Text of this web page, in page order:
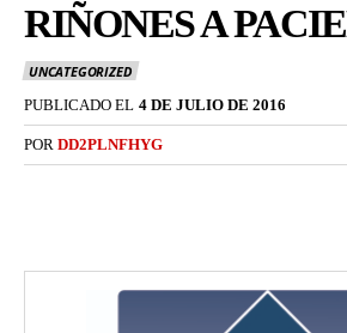
RIÑONES A
UNCATEGORIZED
PUBLICADO EL 4 DE JULIO DE 2016
POR DD2PLNFHYG